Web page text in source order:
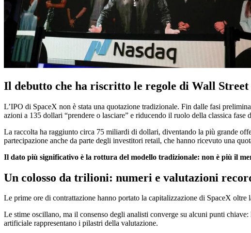
Il debutto che ha riscritto le regole di Wall Street
L’IPO di SpaceX non è stata una quotazione tradizionale. Fin dalle fasi
azioni a 135 dollari “prendere o lasciare” e riducendo il ruolo della classica fase
La raccolta ha raggiunto circa 75 miliardi di dollari, diventando la più grande
partecipazione anche da parte degli investitori retail, che hanno ricevuto una
Il dato più significativo è la rottura del modello tradizionale: non è più il
Un colosso da trilioni: numeri e valutazioni
Le prime ore di contrattazione hanno portato la capitalizzazione di SpaceX
Le stime oscillano, ma il consenso degli analisti converge su alcuni punti
artificiale rappresentano i pilastri della valutazione.